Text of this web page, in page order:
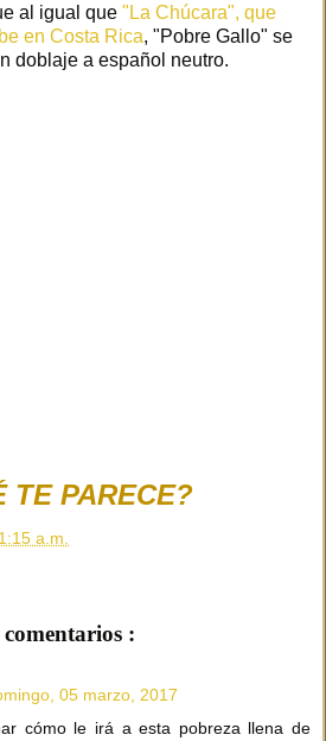
al igual que "La Chúcara", que
en Costa Rica, "Pobre Gallo" se
doblaje a español neutro.
TE PARECE?
a.m.
comentarios :
05 marzo, 2017
cómo le irá a esta pobreza llena de